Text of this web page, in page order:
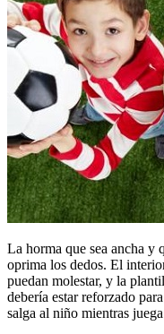
La horma que sea ancha y
oprima los dedos. El
puedan molestar, y la
debería estar reforzado
salga al niño mientras